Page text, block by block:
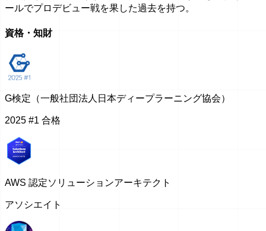
ールでプロデビュー戦を果した過去を持つ。
資格・知財
G検定（一般社団法人日本ディープラーニング協会）
2025 #1 合格
AWS 認定ソリューションアーキテクト
アソシエイト